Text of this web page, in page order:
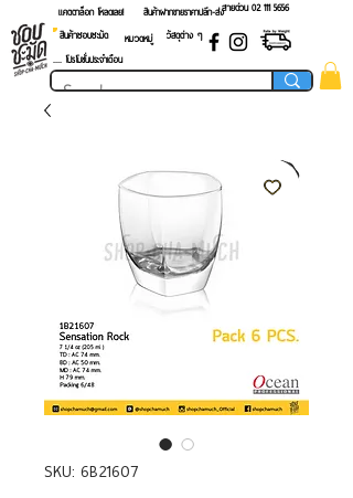
แคตตาล็อก โหลดเลย! สายด่วน 02 ​111 5656
สินค้าฝากขายราคาปลีก-ส่ง
สินค้าชอบชะมัด
หมวดหมู่
วัสดุต่าง ๆ
.... โปรโมชั่นประจำเดือน
SKU: 6B21607